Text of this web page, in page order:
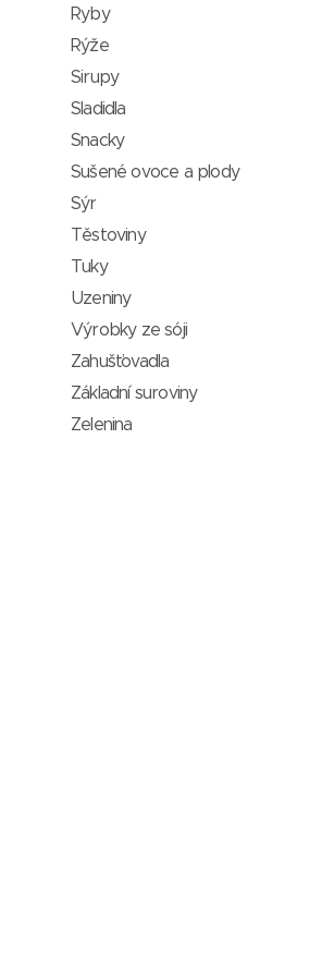
Ryby
Rýže
Sirupy
Sladidla
Snacky
Sušené ovoce a plody
Sýr
Těstoviny
Tuky
Uzeniny
Výrobky ze sóji
Zahušťovadla
Základní suroviny
Zelenina